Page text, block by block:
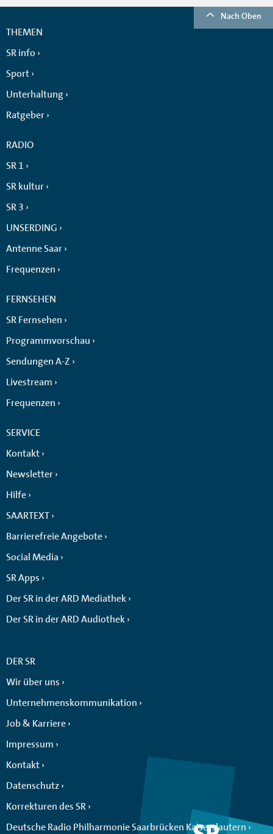
Nach Oben
THEMEN
SR info
Sport
Unterhaltung
Ratgeber
RADIO
SR 1
SR kultur
SR 3
UNSERDING
Antenne Saar
Frequenzen
FERNSEHEN
SR Fernsehen
Programmvorschau
Sendungen A-Z
Livestream
Frequenzen
SERVICE
Kontakt
Newsletter
Hilfe
SAARTEXT
Barrierefreie Angebote
Social Media
SR Apps
Der SR in der ARD Mediathek
Der SR in der ARD Audiothek
DER SR
Wir über uns
Unternehmenskommunikation
Job & Karriere
Impressum
Kontakt
Datenschutz
Korrekturen des SR
Deutsche Radio Philharmonie Saarbrücken Kaiserslautern